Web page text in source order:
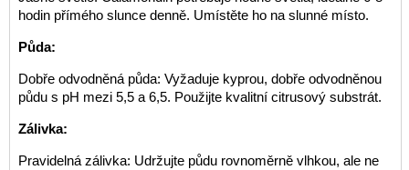
hodin přímého slunce denně. Umístěte ho na slunné místo.
Půda:
Dobře odvodněná půda: Vyžaduje kyprou, dobře odvodněnou
půdu s pH mezi 5,5 a 6,5. Použijte kvalitní citrusový substrát.
Zálivka:
Pravidelná zálivka: Udržujte půdu rovnoměrně vlhkou, ale ne